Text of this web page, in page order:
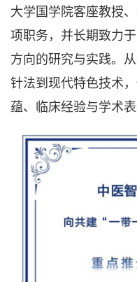
大学国学院客座教授
项职务，并长期致力
方向的研究与实践。
针法到现代特色技术
蕴、临床经验与学术